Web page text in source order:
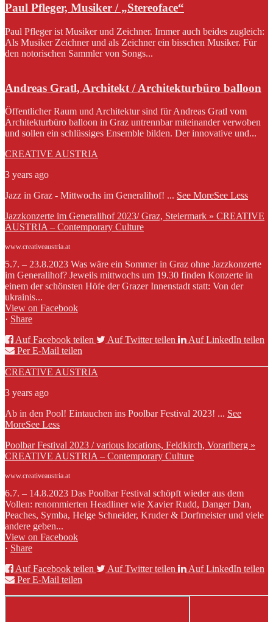
Paul Pfleger, Musiker / „Stereoface“
Paul Pfleger ist Musiker und Zeichner. Immer auch beides zugleich:
Als Musiker Zeichner und als Zeichner ein bisschen Musiker. Für
den notorischen Sammler von Songs...
Andreas Gratl, Architekt / Architekturbüro balloon
Öffentlicher Raum und Architektur sind für Andreas Gratl vom
Architekturbüro balloon in Graz untrennbar miteinander verwoben
und sollen ein schlüssiges Ensemble bilden. Der innovative und...
CREATIVE AUSTRIA
3 years ago
Jazz in Graz - Mittwochs im Generalihof! ... See MoreSee Less
Jazzkonzerte im Generalihof 2023/ Graz, Steiermark » CREATIVE
AUSTRIA – Contemporary Culture
www.creativeaustria.at
5.7. – 23.8.2023 Was wäre ein Sommer in Graz ohne Jazzkonzerte
im Generalihof? Jeweils mittwochs um 19.30 finden Konzerte in
einem der schönsten Höfe der Grazer Innenstadt statt: Von der
ukrainis...
View on Facebook
· Share
Auf Facebook teilen
Auf Twitter teilen
Auf LinkedIn teilen
Per E-Mail teilen
CREATIVE AUSTRIA
3 years ago
Ab in den Pool! Eintauchen ins Poolbar Festival 2023! ... See
MoreSee Less
Poolbar Festival 2023 / various locations, Feldkirch, Vorarlberg »
CREATIVE AUSTRIA – Contemporary Culture
www.creativeaustria.at
6.7. – 14.8.2023 Das Poolbar Festival schöpft wieder aus dem
Vollen: renommierten Headliner wie Xavier Rudd, Danger Dan,
Peaches, Symba, Helge Schneider, Kruder & Dorfmeister und viele
andere geben...
View on Facebook
· Share
Auf Facebook teilen
Auf Twitter teilen
Auf LinkedIn teilen
Per E-Mail teilen